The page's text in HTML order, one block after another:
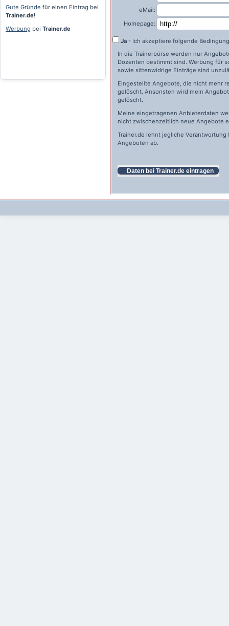
Gute Gründe für einen Eintrag bei
Trainer.de!
Werbung bei Trainer.de
eMail:
Homepage:
Ja - Ich akzeptiere folgende
In die Trainerbörse werden nur
Dozenten bestimmt sind. Werbung für
sowie sittenwidrige Einträge sind
Eingestellte Angebote, die nicht mehr
gelöscht. Ansonsten wird mein
gelöscht.
Meine eingetragenen Anbieterdaten
nicht zwischenzeitlich neue Angebote
Trainer.de lehnt jegliche
Angeboten ab.
Daten bei Trainer.de eintragen